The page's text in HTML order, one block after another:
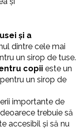
și a
dintre cele mai
un sirop de tuse.
copii este un
un sirop de
importante de
trebuie să
accesibil și să nu